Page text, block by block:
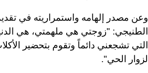
وعن مصدر إلهامه واستمراريته في
الطنيجي: "زوجتي هي ملهمتي، هي
التي تشجعني دائماً وتقوم بتحضير
لزوار الحي".